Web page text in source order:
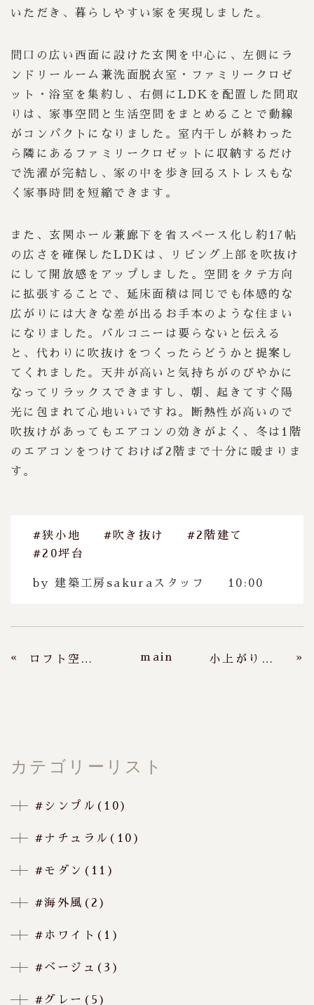
いただき、暮らしやすい家を実現しました。
間口の広い西面に設けた玄関を中心に、左側にラ
ンドリールーム兼洗面脱衣室・ファミリークロゼ
ット・浴室を集約し、右側にLDKを配置した間取
りは、家事空間と生活空間をまとめることで動線
がコンパクトになりました。室内干しが終わった
ら隣にあるファミリークロゼットに収納するだけ
で洗濯が完結し、家の中を歩き回るストレスもな
く家事時間を短縮できます。
また、玄関ホール兼廊下を省スペース化し約17帖
の広さを確保したLDKは、リビング上部を吹抜け
にして開放感をアップしました。空間をタテ方向
に拡張することで、延床面積は同じでも体感的な
広がりには大きな差が出るお手本のような住まい
になりました。バルコニーは要らないと伝える
と、代わりに吹抜けをつくったらどうかと提案し
てくれました。天井が高いと気持ちがのびやかに
なってリラックスできますし、朝、起きてすぐ陽
光に包まれて心地いいですね。断熱性が高いので
吹抜けがあってもエアコンの効きがよく、冬は1階
のエアコンをつけておけば2階まで十分に暖まりま
す。
#狭小地 #吹き抜け
#2階建て
#20坪台
by 建築工房sakuraスタッフ 10:00
« ロフト空間がプラスの平屋 main 小上がりのあるナチュラルハウス »
カテゴリーリスト
#シンプル(10)
#ナチュラル(10)
#モダン(11)
#海外風(2)
#ホワイト(1)
#ベージュ(3)
#グレー(5)